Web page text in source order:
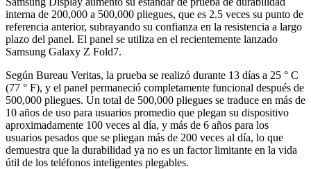
interna de 200,000 a 500,000 pliegues, que es 2.5 veces su punto de
referencia anterior, subrayando su confianza en la resistencia a largo
plazo del panel. El panel se utiliza en el recientemente lanzado
Samsung Galaxy Z Fold7.
Según Bureau Veritas, la prueba se realizó durante 13 días a 25 ° C
(77 ° F), y el panel permaneció completamente funcional después de
500,000 pliegues. Un total de 500,000 pliegues se traduce en más de
10 años de uso para usuarios promedio que plegan su dispositivo
aproximadamente 100 veces al día, y más de 6 años para los
usuarios pesados que se pliegan más de 200 veces al día, lo que
demuestra que la durabilidad ya no es un factor limitante en la vida
útil de los teléfonos inteligentes plegables.